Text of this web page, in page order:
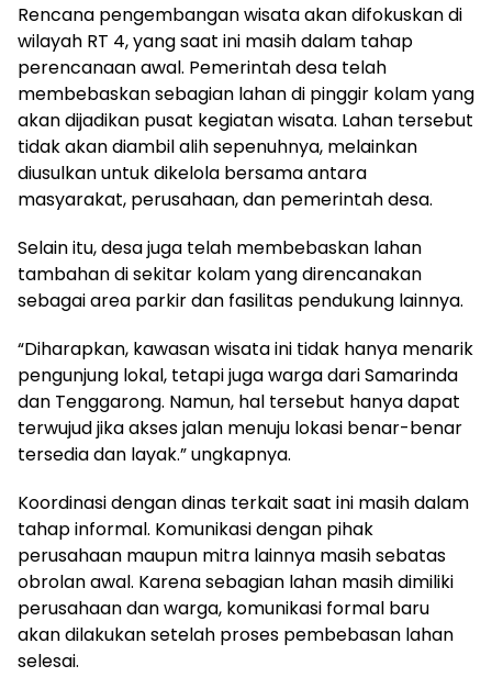
Rencana pengembangan wisata akan difokuskan di
wilayah RT 4, yang saat ini masih dalam tahap
perencanaan awal. Pemerintah desa telah
membebaskan sebagian lahan di pinggir kolam yang
akan dijadikan pusat kegiatan wisata. Lahan tersebut
tidak akan diambil alih sepenuhnya, melainkan
diusulkan untuk dikelola bersama antara
masyarakat, perusahaan, dan pemerintah desa.
Selain itu, desa juga telah membebaskan lahan
tambahan di sekitar kolam yang direncanakan
sebagai area parkir dan fasilitas pendukung lainnya.
“Diharapkan, kawasan wisata ini tidak hanya menarik
pengunjung lokal, tetapi juga warga dari Samarinda
dan Tenggarong. Namun, hal tersebut hanya dapat
terwujud jika akses jalan menuju lokasi benar-benar
tersedia dan layak.” ungkapnya.
Koordinasi dengan dinas terkait saat ini masih dalam
tahap informal. Komunikasi dengan pihak
perusahaan maupun mitra lainnya masih sebatas
obrolan awal. Karena sebagian lahan masih dimiliki
perusahaan dan warga, komunikasi formal baru
akan dilakukan setelah proses pembebasan lahan
selesai.